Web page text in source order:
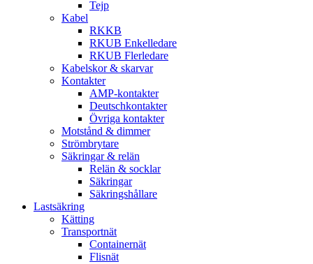
Tejp
Kabel
RKKB
RKUB Enkelledare
RKUB Flerledare
Kabelskor & skarvar
Kontakter
AMP-kontakter
Deutschkontakter
Övriga kontakter
Motstånd & dimmer
Strömbrytare
Säkringar & relän
Relän & socklar
Säkringar
Säkringshållare
Lastsäkring
Kätting
Transportnät
Containernät
Flisnät